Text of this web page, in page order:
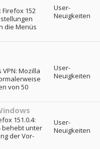
152
die Menüs
User-
Neuigkeiten
Mozilla
von 50
User-
Neuigkeiten
151.0.4:
behebt unter
der Vor-
User-
Neuigkeiten